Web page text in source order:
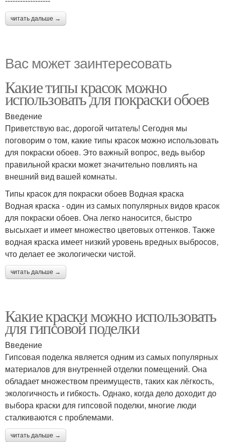
читать дальше →
Вас может заинтересовать
Какие типы красок можно
использовать для покраски обоев
Введение
Приветствую вас, дорогой читатель! Сегодня мы
поговорим о том, какие типы красок можно использовать
для покраски обоев. Это важный вопрос, ведь выбор
правильной краски может значительно повлиять на
внешний вид вашей комнаты.
Типы красок для покраски обоев Водная краска
Водная краска - один из самых популярных видов красок
для покраски обоев. Она легко наносится, быстро
высыхает и имеет множество цветовых оттенков. Также
водная краска имеет низкий уровень вредных выбросов,
что делает ее экологически чистой.
читать дальше →
Какие краски можно использовать
для гипсовой поделки
Введение
Гипсовая поделка является одним из самых популярных
материалов для внутренней отделки помещений. Она
обладает множеством преимуществ, таких как лёгкость,
экологичность и гибкость. Однако, когда дело доходит до
выбора краски для гипсовой поделки, многие люди
сталкиваются с проблемами.
читать дальше →